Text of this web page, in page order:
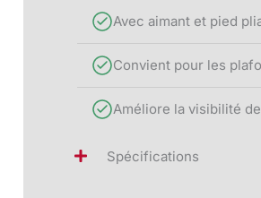
Avec aimant et pied
Convient pour les
Améliore la visibilité
Spécifications